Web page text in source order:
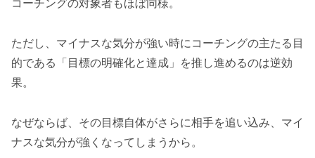
コーチングの対象者もほぼ同様。
ただし、マイナスな気分が強い時にコーチングの主たる目
的である「目標の明確化と達成」を推し進めるのは逆効
果。
なぜならば、その目標自体がさらに相手を追い込み、マイ
ナスな気分が強くなってしまうから。